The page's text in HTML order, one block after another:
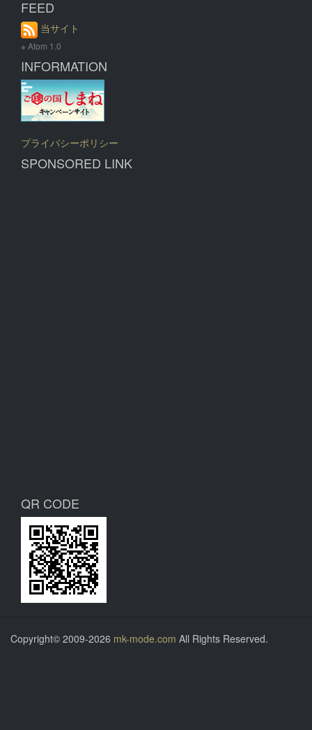
FEED
当サイト
※ Atom 1.0
INFORMATION
プライバシーポリシー
SPONSORED LINK
QR CODE
Copyright© 2009-2026 mk-mode.com All Rights Reserved.